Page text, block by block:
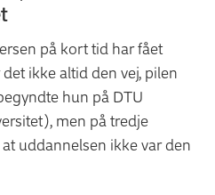
på kort tid har fået
ikke altid den vej, pilen
hun på DTU
men på tredje
uddannelsen ikke var den